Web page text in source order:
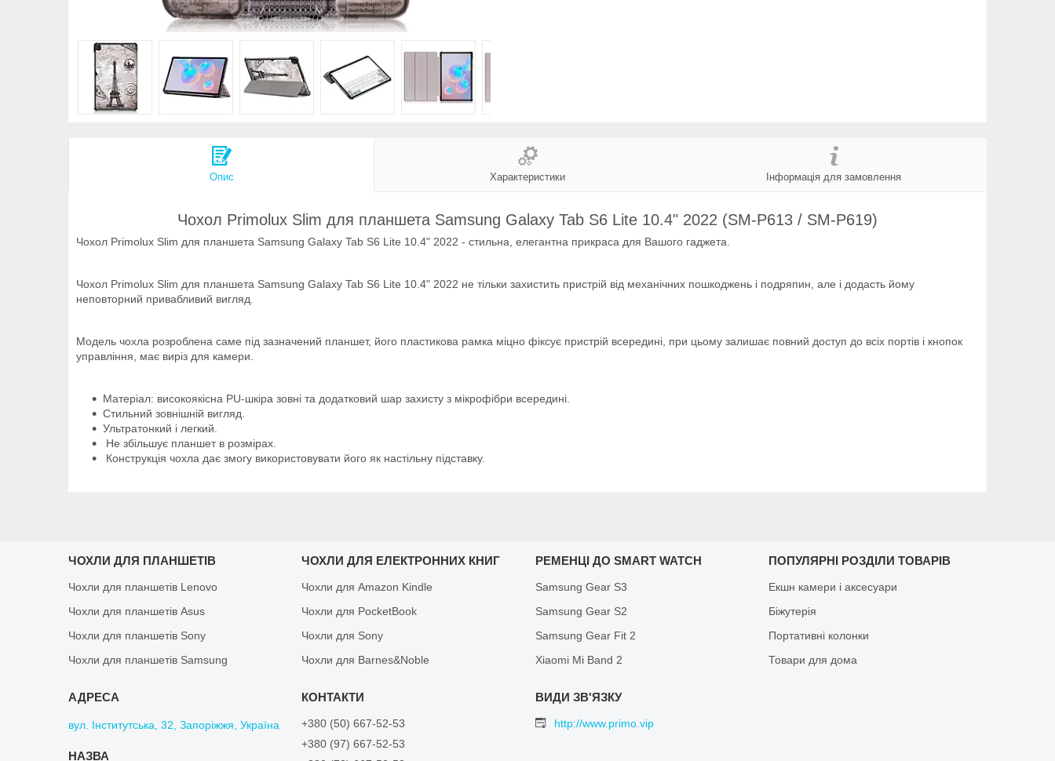
Опис Характеристики Інформація для замовлення
Чохол Primolux Slim для планшета Samsung Galaxy Tab S6 Lite 10.4" 2022 (SM-P613 / SM-P619)
Чохол Primolux Slim для планшета Samsung Galaxy Tab S6 Lite 10.4" 2022 - стильна, елегантна прикраса для Вашого гаджета.
Чохол Primolux Slim для планшета Samsung Galaxy Tab S6 Lite 10.4" 2022 не тільки захистить пристрій від механічних пошкоджень і подряпин, але і додасть йому
неповторний привабливий вигляд.
Модель чохла розроблена саме під зазначений планшет, його пластикова рамка міцно фіксує пристрій всередині, при цьому залишає повний доступ до всіх портів і кнопок
управління, має виріз для камери.
Матеріал: високоякісна PU-шкіра зовні та додатковий шар захисту з мікрофібри всередині.
Стильний зовнішній вигляд.
Ультратонкий і легкий.
Не збільшує планшет в розмірах.
Конструкція чохла дає змогу використовувати його як настільну підставку.
ЧОХЛИ ДЛЯ ПЛАНШЕТІВ
Чохли для планшетів Lenovo
Чохли для планшетів Asus
Чохли для планшетів Sony
Чохли для планшетів Samsung
ЧОХЛИ ДЛЯ ЕЛЕКТРОННИХ КНИГ
Чохли для Amazon Kindle
Чохли для PocketBook
Чохли для Sony
Чохли для Barnes&Noble
РЕМЕНЦІ ДО SMART WATCH
Samsung Gear S3
Samsung Gear S2
Samsung Gear Fit 2
Xiaomi Mi Band 2
ПОПУЛЯРНІ РОЗДІЛИ ТОВАРІВ
Екшн камери і аксесуари
Біжутерія
Портативні колонки
Товари для дома
вул. Інститутська, 32, Запоріжжя, Україна
+380 (50) 667-52-53
+380 (97) 667-52-53
http://www.primo.vip